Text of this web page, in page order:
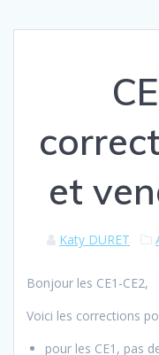
et
Katy DURET
Bonjour les CE1-CE2,
Voici les corrections
pour les CE1, pas